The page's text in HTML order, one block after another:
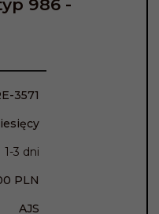
986 -
3571
1-3 dni
PLN
AJS